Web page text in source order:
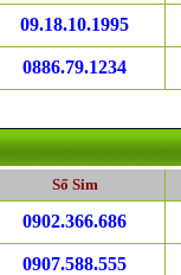
09.18.10.1995
0886.79.1234
Số Sim
0902.366.686
0907.588.555